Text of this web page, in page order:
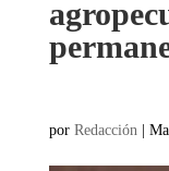
por Redacción |